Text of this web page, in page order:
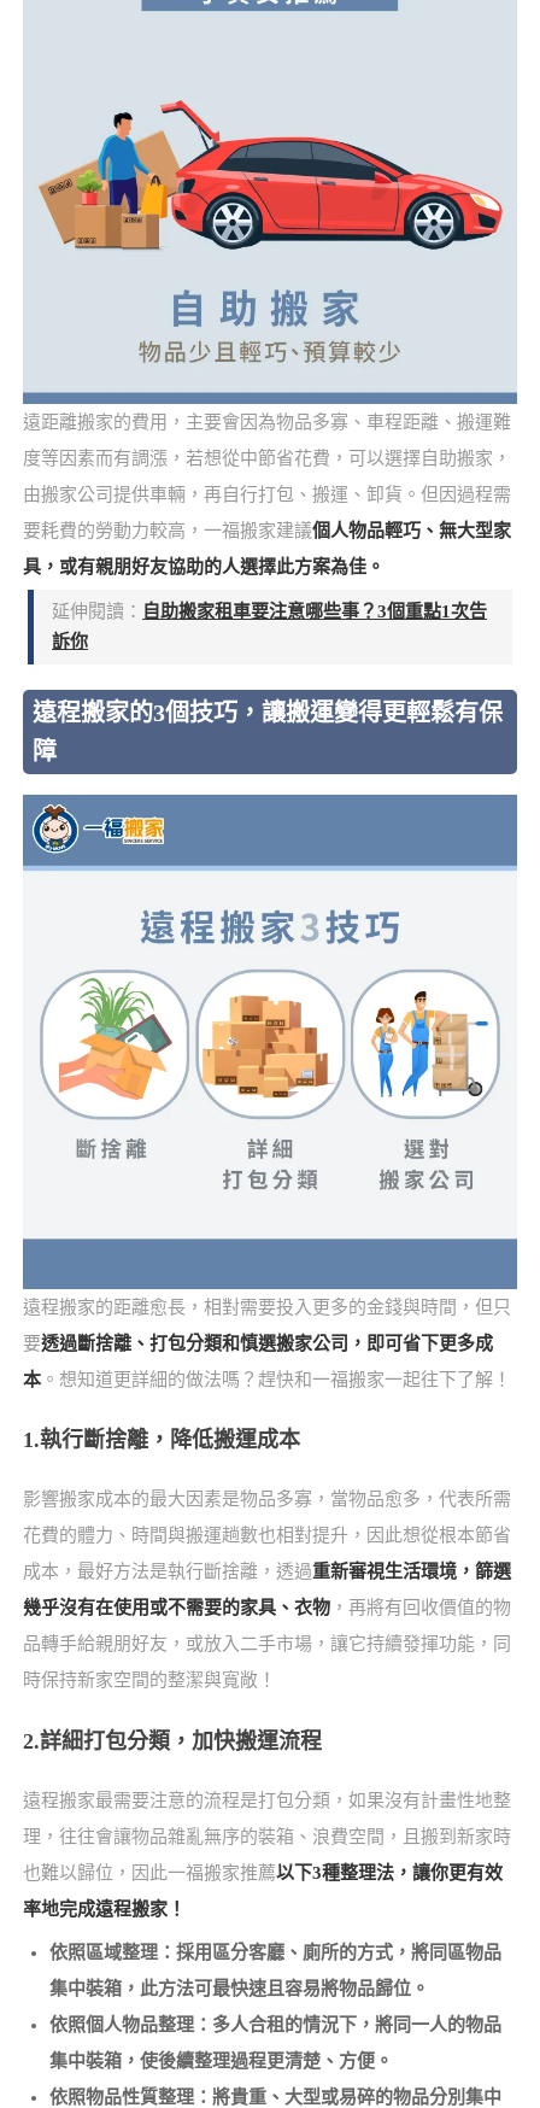
遠距離搬家的費用，主要會因為物品多寡、車程距離、搬運難
度等因素而有調漲，若想從中節省花費，可以選擇自助搬家，
由搬家公司提供車輛，再自行打包、搬運、卸貨。但因過程需
要耗費的勞動力較高，一福搬家建議個人物品輕巧、無大型家
具，或有親朋好友協助的人選擇此方案為佳。
延伸閱讀：
自助搬家租車要注意哪些事？3個重點1次告
訴你
遠程搬家的3個技巧，讓搬運變得更輕鬆有保
障
遠程搬家的距離愈長，相對需要投入更多的金錢與時間，但只
要透過斷捨離、打包分類和慎選搬家公司，即可省下更多成
本。想知道更詳細的做法嗎？趕快和一福搬家一起往下了解！
1.執行斷捨離，降低搬運成本
影響搬家成本的最大因素是物品多寡，當物品愈多，代表所需
花費的體力、時間與搬運趟數也相對提升，因此想從根本節省
成本，最好方法是執行斷捨離，透過重新審視生活環境，篩選
幾乎沒有在使用或不需要的家具、衣物，再將有回收價值的物
品轉手給親朋好友，或放入二手市場，讓它持續發揮功能，同
時保持新家空間的整潔與寬敞！
2.詳細打包分類，加快搬運流程
遠程搬家最需要注意的流程是打包分類，如果沒有計畫性地整
理，往往會讓物品雜亂無序的裝箱、浪費空間，且搬到新家時
也難以歸位，因此一福搬家推薦以下3種整理法，讓你更有效
率地完成遠程搬家！
依照區域整理：採用區分客廳、廁所的方式，將同區物品
集中裝箱，此方法可最快速且容易將物品歸位。
依照個人物品整理：多人合租的情況下，將同一人的物品
集中裝箱，使後續整理過程更清楚、方便。
依照物品性質整理：將貴重、大型或易碎的物品分別集中